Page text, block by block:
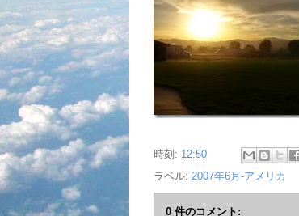
時刻: 12:50
ラベル: 2007年6月-アメリカ
0 件のコメント: